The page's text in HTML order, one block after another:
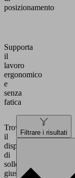
posizionamento
Supporta
il
lavoro
ergonomico
e
senza
fatica
Trovare
il
dispositivo
di
sollevamento
giusto
Filtrare i risultati